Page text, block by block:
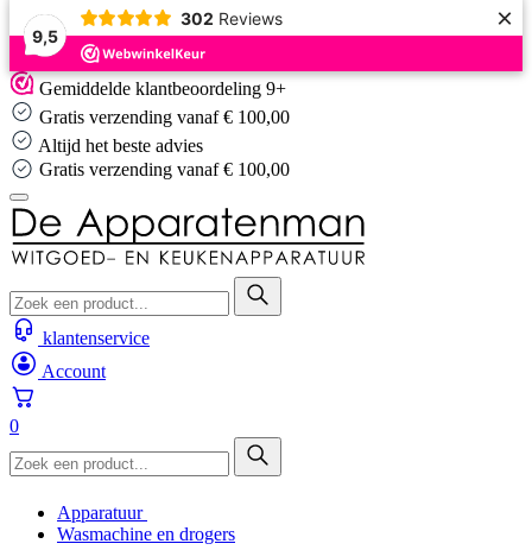
9,5
302 Reviews ×
Skip
to
content
Gemiddelde klantbeoordeling 9+
Gratis verzending vanaf € 100,00
Altijd het beste advies
Gratis verzending vanaf € 100,00
klantenservice
Account
0
Apparatuur
Wasmachine en drogers